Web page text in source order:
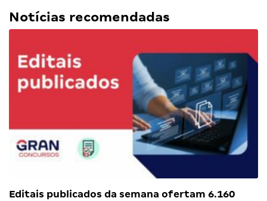
Notícias recomendadas
Editais publicados da semana ofertam 6.160